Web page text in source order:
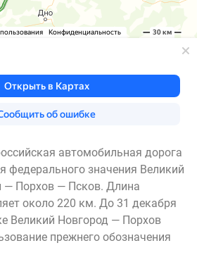
автомобильная дорога
федерального значения Великий
— Порхов — Псков. Длина
около 220 км. До 31 декабря
Великий Новгород — Порхов
прежнего обозначения